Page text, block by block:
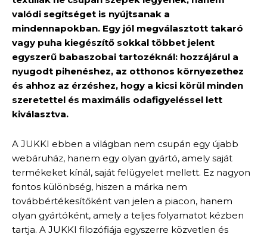
valódi segítséget is nyújtsanak a
mindennapokban. Egy jól megválasztott takaró
vagy puha kiegészítő sokkal többet jelent
egyszerű babaszobai tartozéknál: hozzájárul a
nyugodt pihenéshez, az otthonos környezethez
és ahhoz az érzéshez, hogy a kicsi körül minden
szeretettel és maximális odafigyeléssel lett
kiválasztva.
A JUKKI ebben a világban nem csupán egy újabb
webáruház, hanem egy olyan gyártó, amely saját
termékeket kínál, saját felügyelet mellett. Ez nagyon
fontos különbség, hiszen a márka nem
továbbértékesítőként van jelen a piacon, hanem
olyan gyártóként, amely a teljes folyamatot kézben
tartja. A JUKKI filozófiája egyszerre közvetlen és